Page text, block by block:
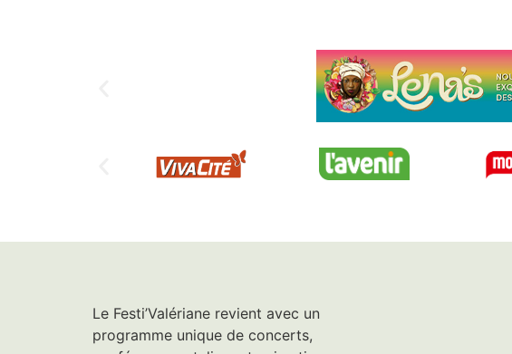
Le Festi’Valériane revient avec un
programme unique de concerts,